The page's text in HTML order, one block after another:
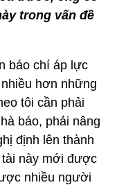
trong vấn đề
báo chí áp lực
hơn những
tôi cần phải
báo, phải nâng
định lên thành
tài này mới được
nhiều người